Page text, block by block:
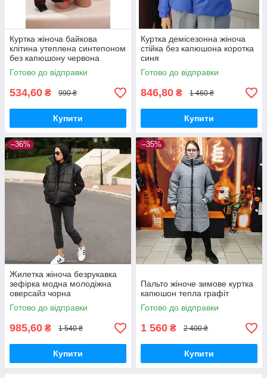
Куртка жіноча байкова
клітина утеплена синтепоном
без капюшону червона
Готово до відправки
534,60 ₴ 990 ₴
Купити
Куртка демісезонна жіноча
стійка без капюшона коротка
синя
Готово до відправки
846,80 ₴ 1 460 ₴
Купити
–36%
Жилетка жіноча безрукавка
зефірка модна молодіжна
оверсайз чорна
Готово до відправки
985,60 ₴ 1 540 ₴
Купити
–35%
Пальто жіноче зимове куртка
капюшон тепла графіт
Готово до відправки
1 560 ₴ 2 400 ₴
Купити